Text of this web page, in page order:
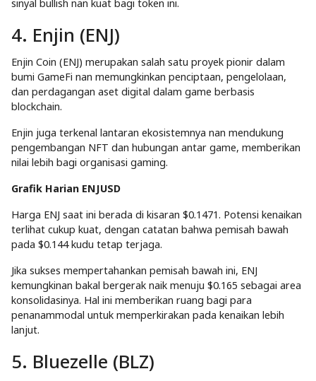
sinyal bullish nan kuat bagi token ini.
4. Enjin (ENJ)
Enjin Coin (ENJ) merupakan salah satu proyek pionir dalam
bumi GameFi nan memungkinkan penciptaan, pengelolaan,
dan perdagangan aset digital dalam game berbasis
blockchain.
Enjin juga terkenal lantaran ekosistemnya nan mendukung
pengembangan NFT dan hubungan antar game, memberikan
nilai lebih bagi organisasi gaming.
Grafik Harian ENJUSD
Harga ENJ saat ini berada di kisaran $0.1471. Potensi kenaikan
terlihat cukup kuat, dengan catatan bahwa pemisah bawah
pada $0.144 kudu tetap terjaga.
Jika sukses mempertahankan pemisah bawah ini, ENJ
kemungkinan bakal bergerak naik menuju $0.165 sebagai area
konsolidasinya. Hal ini memberikan ruang bagi para
penanammodal untuk memperkirakan pada kenaikan lebih
lanjut.
5. Bluezelle (BLZ)